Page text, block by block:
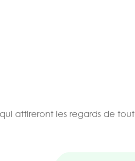
attireront les regards de